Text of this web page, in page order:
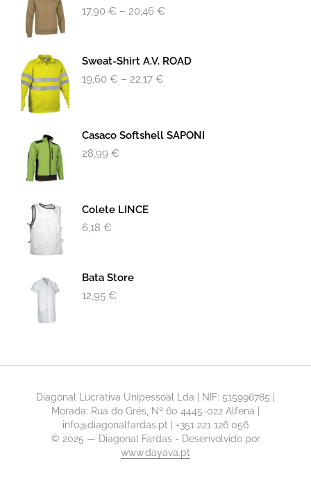
17,90 € – 20,46 €
Sweat-Shirt A.v. ROAD
19,60 € – 22,17 €
Casaco Softshell SAPONI
28,99 €
Colete LINCE
6,18 €
Bata Store
12,95 €
Diagonal Lucrativa Unipessoal Lda | NIF: 515996785 |
Morada: Rua do Grés, Nº 60 4445-022 Alfena |
info@diagonalfardas.pt | +351 221 126 056
© 2025 — Diagonal Fardas - Desenvolvido por
www.dayava.pt